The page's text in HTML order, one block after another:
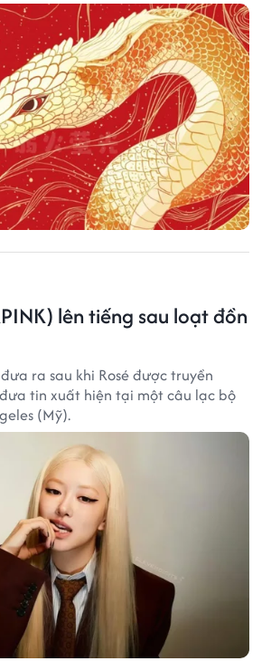
lên tiếng sau loạt đồn
ra sau khi Rosé được truyền
tin xuất hiện tại một câu lạc bộ
(Mỹ).